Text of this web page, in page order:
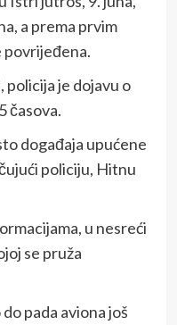
a prema prvim
povrijeđena.
policija je dojavu o
časova.
događaja upućene
policiju, Hitnu
u nesreći
se pruža
pada aviona još